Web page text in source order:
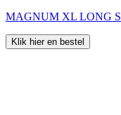
MAGNUM XL LONG
Klik hier en bestel